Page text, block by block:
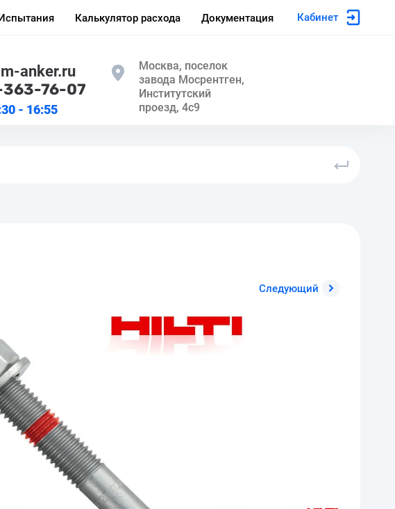
Калькулятор расхода Документация Кабинет
anker.ru
76-07
- 16:55
Москва, поселок
завода Мосрентген,
Институтский
проезд, 4с9
Следующий